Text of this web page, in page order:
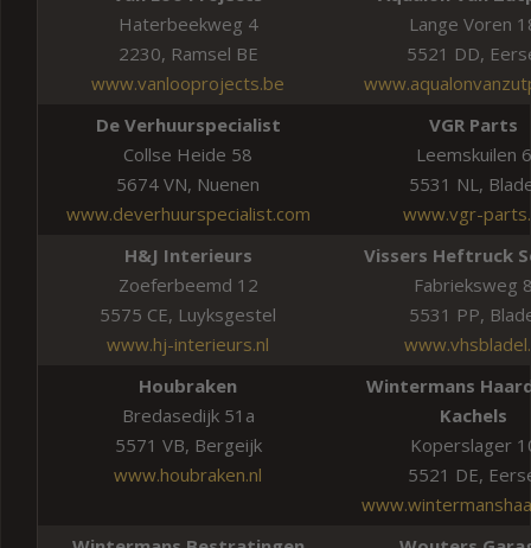
Haterbeekweg 4
2230, Ramsel BE
www.vanlooprojects.be
Lange Voren
5521 DD,
De Verhuurspecialist
Collse Heide 58
5674 VN, Nuenen
www.deverhuurspecialist.com
VGR Parts
Leemskuilen 6
5531 NL,
www.vgr-
H&J Interieurs
Zoeferbeemd 12
5575 CE, Luyksgestel
www.hj-interieurs.nl
Vissers Heftruck
Fabrieksweg
5531 PP,
Houbraken
Bredasedijk 51a
5571 VB, Bergeijk
www.houbraken.nl
Wintermans
Kachels
Koperslager
5521 DE,